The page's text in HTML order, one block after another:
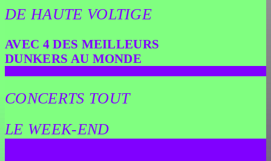
DE HAUTE VOLTIGE
AVEC 4 DES MEILLEURS
DUNKERS AU MONDE
CONCERTS TOUT
LE WEEK-END